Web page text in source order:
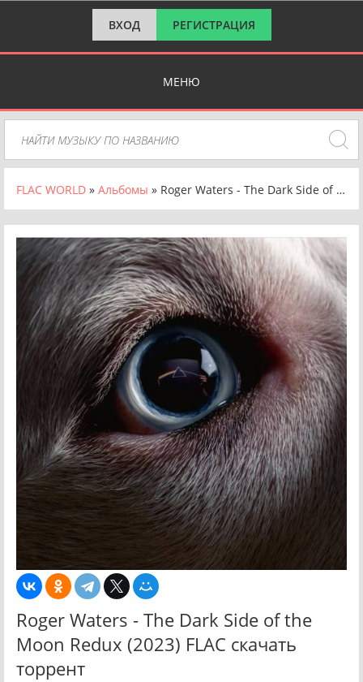
ВХОД РЕГИСТРАЦИЯ
МЕНЮ
FLAC WORLD » Альбомы » Roger Waters - The Dark Side of the Moon Redux (2023) FLAC
Roger Waters - The Dark Side of the
Moon Redux (2023) FLAC скачать
торрент